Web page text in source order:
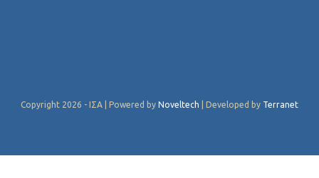
Copyright 2026 - ΙΣΑ | Powered by Noveltech | Developed by Terranet